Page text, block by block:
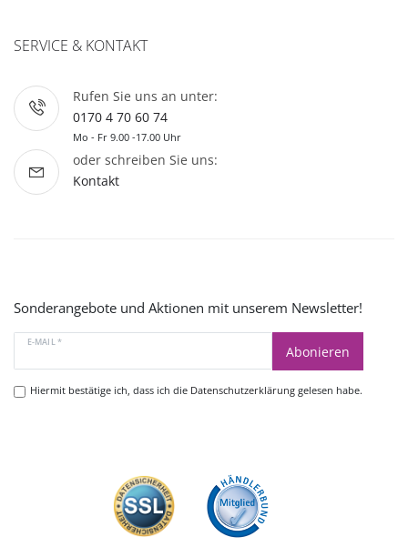
SERVICE & KONTAKT
Rufen Sie uns an unter:
0170 4 70 60 74
Mo - Fr 9.00 -17.00 Uhr
oder schreiben Sie uns:
Kontakt
Sonderangebote und Aktionen mit unserem Newsletter!
E-MAIL *
Abonieren
Hiermit bestätige ich, dass ich die Datenschutzerklärunggelesen habe.